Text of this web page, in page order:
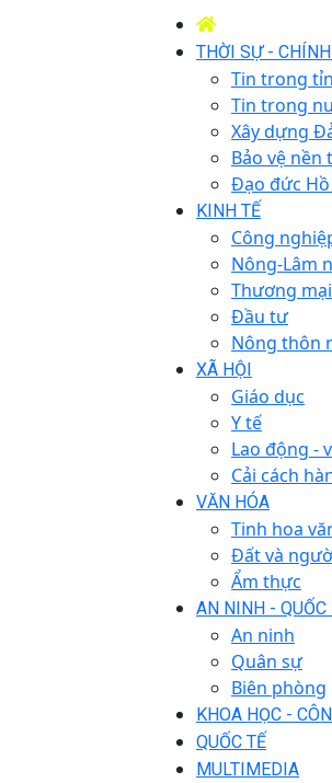
THỜI SỰ -
Tin trong
Tin trong
Xây dựng
Bảo vệ
Đạo đức
KINH TẾ
Công
Nông-Lâm
Thương
Đầu tư
Nông thôn
XÃ HỘI
Giáo dục
Y tế
Lao động -
Cải cách
VĂN HÓA
Tinh hoa
Đất và
Ẩm thực
AN NINH - QUỐC
An ninh
Quân sự
Biên phòng
KHOA HỌC -
QUỐC TẾ
MULTIMEDIA